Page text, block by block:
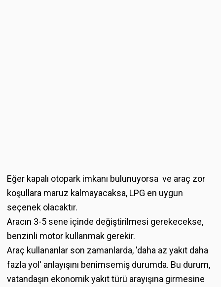
Eğer kapalı otopark imkanı bulunuyorsa ve araç zor
koşullara maruz kalmayacaksa, LPG en uygun
seçenek olacaktır.
Aracın 3-5 sene içinde değiştirilmesi gerekecekse,
benzinli motor kullanmak gerekir.
Araç kullananlar son zamanlarda, 'daha az yakıt daha
fazla yol' anlayışını benimsemiş durumda. Bu durum,
vatandaşın ekonomik yakıt türü arayışına girmesine